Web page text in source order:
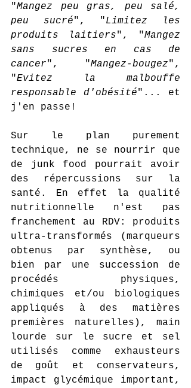
"Mangez peu gras, peu salé,
peu sucré", "Limitez les
produits laitiers", "Mangez
sans sucres en cas de
cancer", "Mangez-bougez",
"Evitez la malbouffe
responsable d'obésité"... et
j'en passe!
Sur le plan purement
technique, ne se nourrir que
de junk food pourrait avoir
des répercussions sur la
santé. En effet la qualité
nutritionnelle n'est pas
franchement au RDV: produits
ultra-transformés (marqueurs
obtenus par synthèse, ou
bien par une succession de
procédés physiques,
chimiques et/ou biologiques
appliqués à des matières
premières naturelles), main
lourde sur le sucre et sel
utilisés comme exhausteurs
de goût et conservateurs,
impact glycémique important,